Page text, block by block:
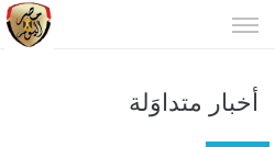
الى
أخبار متداوَلة